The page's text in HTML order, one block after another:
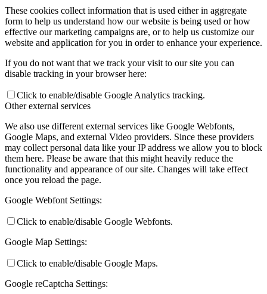
These cookies collect information that is used either in aggregate
form to help us understand how our website is being used or how
effective our marketing campaigns are, or to help us customize our
website and application for you in order to enhance your experience.
If you do not want that we track your visit to our site you can
disable tracking in your browser here:
Click to enable/disable Google Analytics tracking.
Other external services
We also use different external services like Google Webfonts,
Google Maps, and external Video providers. Since these providers
may collect personal data like your IP address we allow you to block
them here. Please be aware that this might heavily reduce the
functionality and appearance of our site. Changes will take effect
once you reload the page.
Google Webfont Settings:
Click to enable/disable Google Webfonts.
Google Map Settings:
Click to enable/disable Google Maps.
Google reCaptcha Settings: